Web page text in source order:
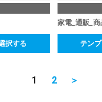
択する
家電_通販_
テン
1 2 ＞